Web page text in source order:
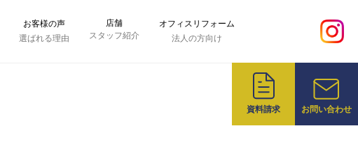
お客様の声
選ばれる理由
店舗
スタッフ紹介
オフィスリフォーム
法人の方向け
資料請求 お問い合わせ